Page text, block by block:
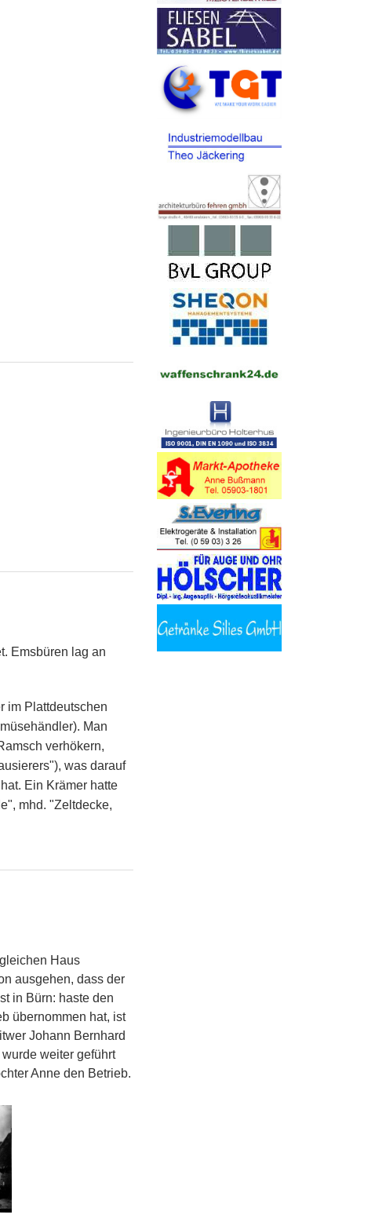
Emsbüren lag an
im Plattdeutschen
Man
verhökern,
was darauf
Ein Krämer hatte
mhd. "Zeltdecke,
Haus
ausgehen, dass der
in Bürn: haste den
übernommen hat, ist
Johann Bernhard
weiter geführt
Anne den Betrieb.